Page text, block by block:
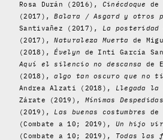
Rosa Durán (2016), Cinécdoque
de
(2017),Balara / Asgard y otros
Santivañez (2017), La posteridad
(2017),Naturaleza Muerta
de
(2018),Évelyn de Inti García
Aquí el silencio no descansa de
(2018),algo tan oscuro que no
Andrea Alzati (2018), Llegada la
Zárate (2019), Mínimas Despedidas
(2019), Las buenas costumbresde
(Combate a 10; 2019), Un hijo
(Combate a 10; 2019), Todas las